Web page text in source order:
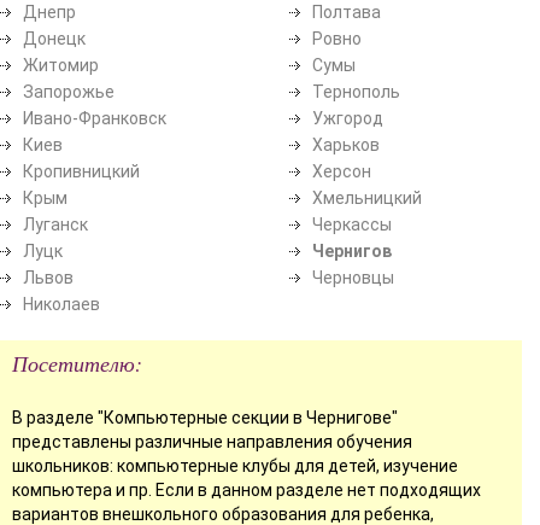
Днепр
Донецк
Житомир
Запорожье
Ивано-Франковск
Киев
Кропивницкий
Крым
Луганск
Луцк
Львов
Николаев
Полтава
Ровно
Сумы
Тернополь
Ужгород
Харьков
Херсон
Хмельницкий
Черкассы
Чернигов
Черновцы
Посетителю:
В разделе "Компьютерные секции в Чернигове"
представлены различные направления обучения
школьников: компьютерные клубы для детей, изучение
компьютера и пр. Если в данном разделе нет подходящих
вариантов внешкольного образования для ребенка,